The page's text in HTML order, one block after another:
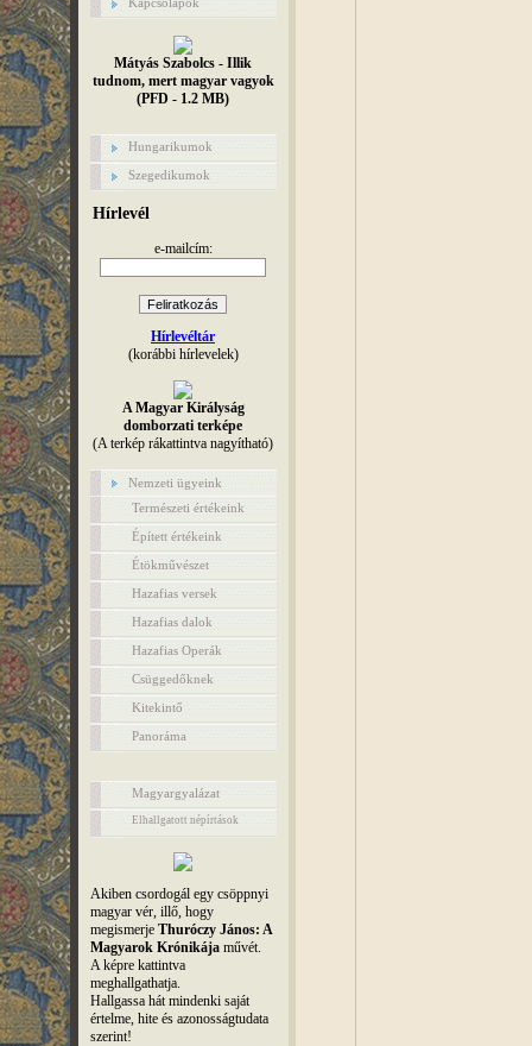
Mátyás Szabolcs - Illik
tudnom, mert magyar vagyok
(PFD - 1.2 MB)
Hungarikumok
Szegedikumok
Hírlevél
e-mailcím:
Hírlevéltár
(korábbi hírlevelek)
A Magyar Királyság
domborzati terképe
(A terkép rákattintva nagyítható)
Nemzeti ügyeink
Természeti értékeink
Épített értékeink
Étökművészet
Hazafias versek
Hazafias dalok
Hazafias Operák
Csüggedőknek
Kitekintő
Panoráma
Magyargyalázat
Elhallgatott népírtások
Akiben csordogál egy csöppnyi
magyar vér, illő, hogy
megismerje Thuróczy János: A
Magyarok Krónikájaművét.
A képre kattintva
meghallgathatja.
Hallgassa hát mindenki saját
értelme, hite és azonosságtudata
szerint!